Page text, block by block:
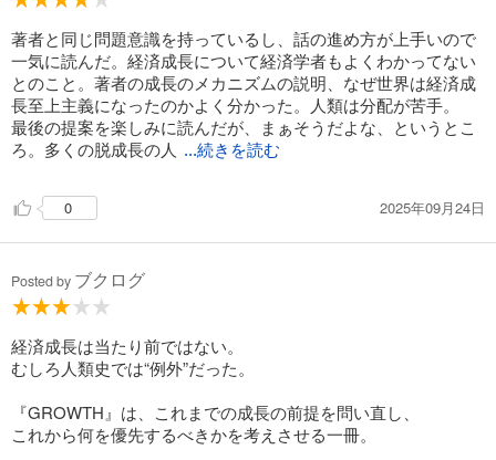
著者と同じ問題意識を持っているし、話の進め方が上手いので
一気に読んだ。経済成長について経済学者もよくわかってない
とのこと。著者の成長のメカニズムの説明、なぜ世界は経済成
長至上主義になったのかよく分かった。人類は分配が苦手。
最後の提案を楽しみに読んだが、まぁそうだよな、というとこ
ろ。多くの脱成長の人 ...続きを読む
0 2025年09月24日
Posted by ブクログ
経済成長は当たり前ではない。
むしろ人類史では“例外”だった。
『GROWTH』は、これまでの成長の前提を問い直し、
これから何を優先するべきかを考えさせる一冊。